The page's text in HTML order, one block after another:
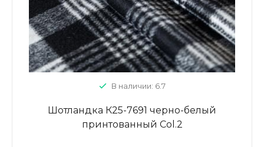
В наличии: 6.7
Шотландка К25-7691 черно-белый
принтованный Col.2